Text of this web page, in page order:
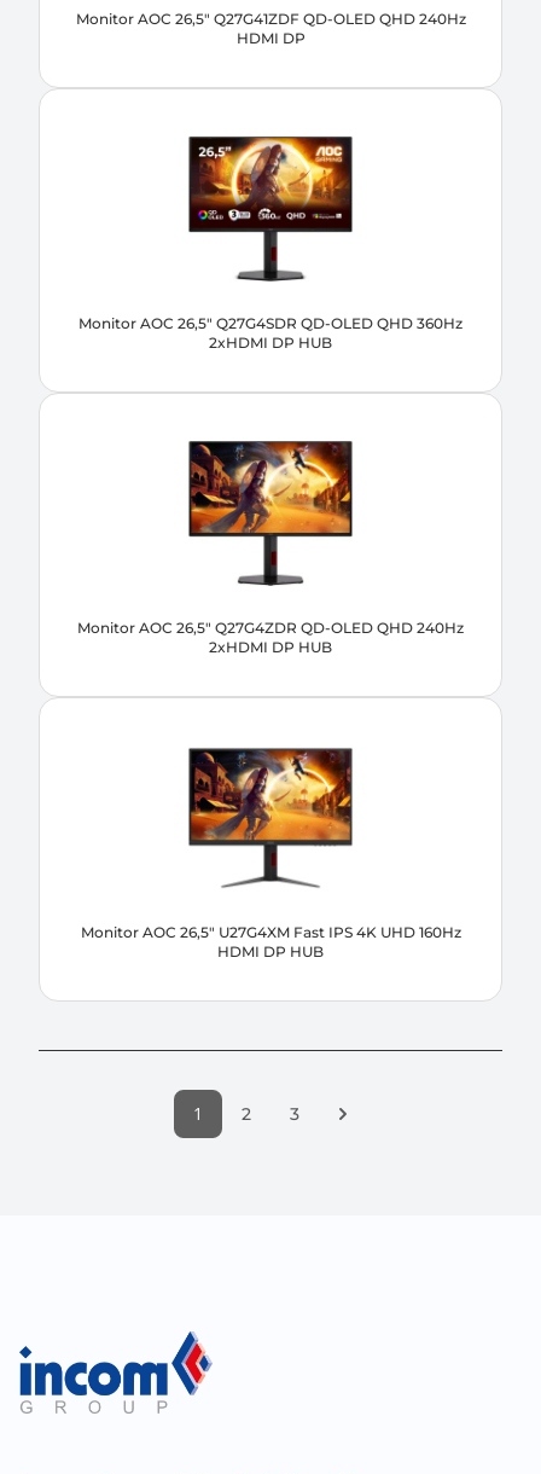
Monitor AOC 26,5" Q27G41ZDF QD-OLED QHD 240Hz
HDMI DP
Monitor AOC 26,5" Q27G4SDR QD-OLED QHD 360Hz
2xHDMI DP HUB
Monitor AOC 26,5" Q27G4ZDR QD-OLED QHD 240Hz
2xHDMI DP HUB
Monitor AOC 26,5" U27G4XM Fast IPS 4K UHD 160Hz
HDMI DP HUB
1 2 3
Następna strona